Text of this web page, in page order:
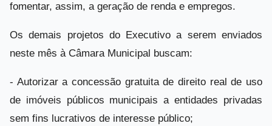
fomentar, assim, a geração de renda e empregos.
Os demais projetos do Executivo a serem enviados
neste mês à Câmara Municipal buscam:
- Autorizar a concessão gratuita de direito real de uso
de imóveis públicos municipais a entidades privadas
sem fins lucrativos de interesse público;